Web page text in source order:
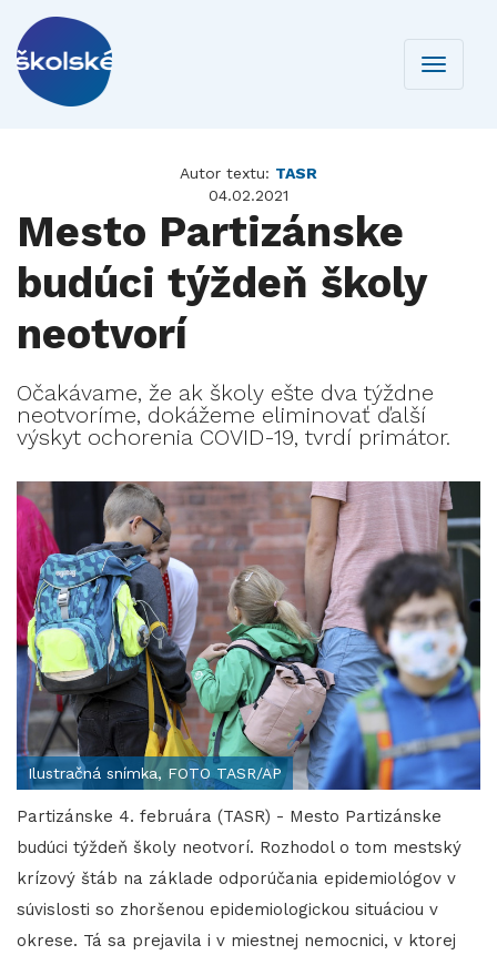
Toggle
Autor textu: TASR
04.02.2021
Mesto Partizánske
budúci týždeň školy
neotvorí
Očakávame, že ak školy ešte dva týždne
neotvoríme, dokážeme eliminovať ďalší
výskyt ochorenia COVID-19, tvrdí primátor.
Ilustračná snímka, FOTO TASR/AP
Partizánske 4. februára (TASR) - Mesto Partizánske
budúci týždeň školy neotvorí. Rozhodol o tom mestský
krízový štáb na základe odporúčania epidemiológov v
súvislosti so zhoršenou epidemiologickou situáciou v
okrese. Tá sa prejavila i v miestnej nemocnici, v ktorej